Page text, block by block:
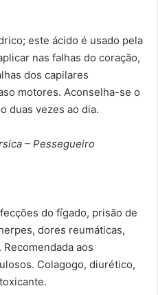
este ácido é usado pela
nas falhas do coração,
dos capilares
motores. Aconselha-se o
duas vezes ao dia.
– Pessegueiro
do fígado, prisão de
dores reumáticas,
aos
Colagogo, diurético,